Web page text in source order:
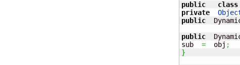
public
class
private
public
public
sub = obj ;
}